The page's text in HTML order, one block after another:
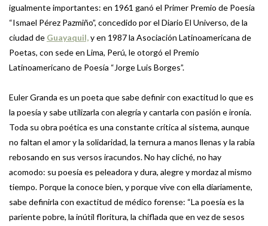
igualmente importantes: en 1961 ganó el Primer Premio de Poesía
“Ismael Pérez Pazmiño”, concedido por el Diario El Universo, de la
ciudad de Guayaquil,y en 1987 la Asociación Latinoamericana de
Poetas, con sede en Lima, Perú, le otorgó el Premio
Latinoamericano de Poesía “Jorge Luis Borges”.
Euler Granda es un poeta que sabe definir con exactitud lo que es
la poesía y sabe utilizarla con alegría y cantarla con pasión e ironía.
Toda su obra poética es una constante crítica al sistema, aunque
no faltan el amor y la solidaridad, la ternura a manos llenas y la rabia
rebosando en sus versos iracundos. No hay cliché, no hay
acomodo: su poesía es peleadora y dura, alegre y mordaz al mismo
tiempo. Porque la conoce bien, y porque vive con ella diariamente,
sabe definirla con exactitud de médico forense: “La poesía es la
pariente pobre, la inútil floritura, la chiflada que en vez de sesos